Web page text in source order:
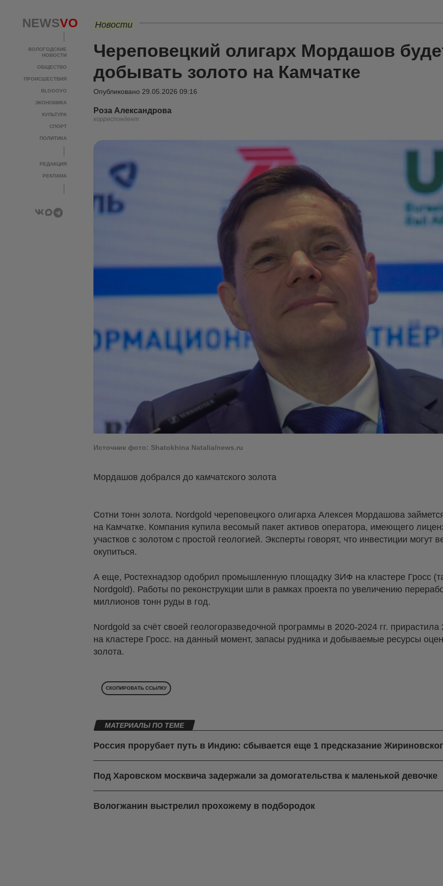
NEWSVO
ВОЛОГОДСКИЕ
НОВОСТИ
ОБЩЕСТВО
ПРОИСШЕСТВИЯ
BLOGOVO
ЭКОНОМИКА
КУЛЬТУРА
СПОРТ
ПОЛИТИКА
РЕДАКЦИЯ
РЕКЛАМА
Новости
Череповецкий олигарх Мордашов
добывать золото на Камчатке
Опубликовано 29.05.2026 09:16
Роза Александрова
корреспондент
Источник фото: Shatokhina Natalia/news.ru
Мордашов добрался до камчатского золота
Сотни тонн золота. Nordgold череповецкого олигарха Алексея Мордашова
на Камчатке. Компания купила весомый пакет активов оператора, имеющего
участков с золотом с простой геологией. Эксперты говорят, что инвестиции могут
окупиться.
А еще, Ростехнадзор одобрил промышленную площадку ЗИФ на кластере Гросс
Nordgold). Работы по реконструкции шли в рамках проекта по увеличению
миллионов тонн руды в год.
Nordgold за счёт своей геологоразведочной программы в 2020-2024 гг. прирастила
на кластере Гросс. на данный момент, запасы рудника и добываемые ресурсы
золота.
СКОПИРОВАТЬ ССЫЛКУ
МАТЕРИАЛЫ ПО ТЕМЕ
Россия прорубает путь в Индию: сбывается еще 1 предсказание
Под Харовском москвича задержали за домогательства к маленькой девочке
Вологжанин выстрелил прохожему в подбородок